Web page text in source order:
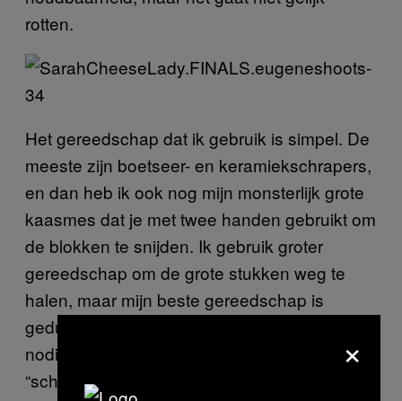
rotten.
Het gereedschap dat ik gebruik is simpel. De
meeste zijn boetseer- en keramiekschrapers,
en dan heb ik ook nog mijn monsterlijk grote
kaasmes dat je met twee handen gebruikt om
de blokken te snijden. Ik gebruik groter
gereedschap om de grote stukken weg te
halen, maar mijn beste gereedschap is
geduld. Je hebt voor dit werk echt geduld
nodig. Ik vertel aan iedereen die dit doet:
“schraap, schraap, schraap, graaf, graaf,
×